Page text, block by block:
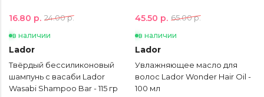
16.80 р. 24.00 р.
в наличии
Lador
Твёрдый бессиликоновый
шампунь с васаби Lador
Wasabi Shampoo Bar - 115 гр
45.50 р. 65.00 р.
в наличии
Lador
Увлажняющее масло для
волос Lador Wonder Hair Oil -
100 мл